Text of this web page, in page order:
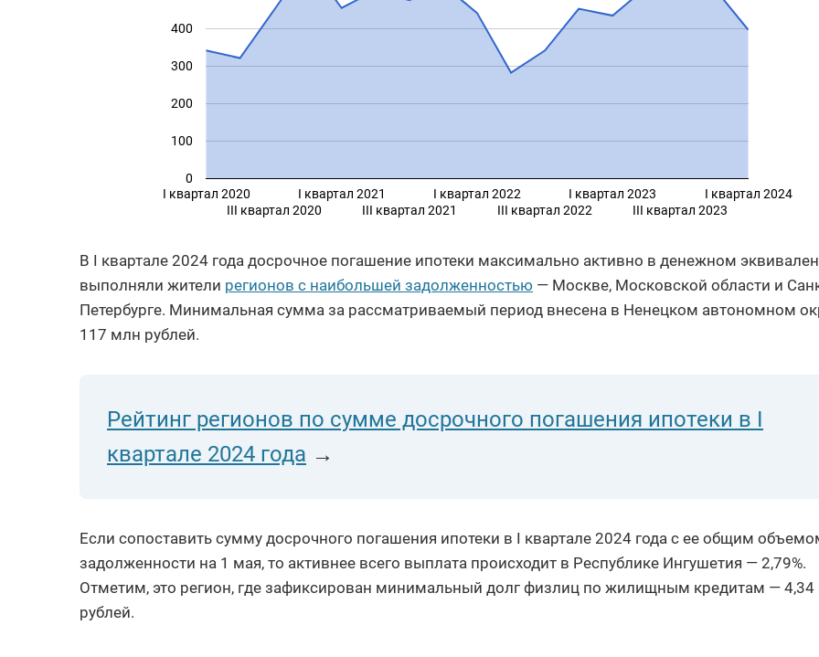
I квартал 2020
III квартал 2020
I квартал 2021
III квартал 2021
I квартал 2022
III квартал 2022
I квартал 2023
III квартал 2023
I квартал 2024
0
100
200
300
400
В I квартале 2024 года досрочное погашение ипотеки максимально активно в денежном
выполняли жители регионов с наибольшей задолженностью — Москве, Московской области и
Петербурге. Минимальная сумма за рассматриваемый период внесена в Ненецком автономном
117 млн рублей.
Рейтинг регионов по сумме досрочного погашения ипотеки в I
квартале 2024 года →
Если сопоставить сумму досрочного погашения ипотеки в I квартале 2024 года с ее общим
задолженности на 1 мая, то активнее всего выплата происходит в Республике Ингушетия — 2,79%.
Отметим, это регион, где зафиксирован минимальный долг физлиц по жилищным кредитам —
рублей.